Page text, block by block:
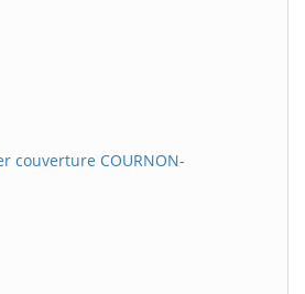
couverture COURNON-